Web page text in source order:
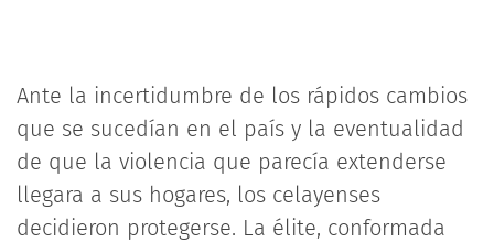
Ante la incertidumbre de los rápidos cambios
que se sucedían en el país y la eventualidad
de que la violencia que parecía extenderse
llegara a sus hogares, los celayenses
decidieron protegerse. La élite, conformada